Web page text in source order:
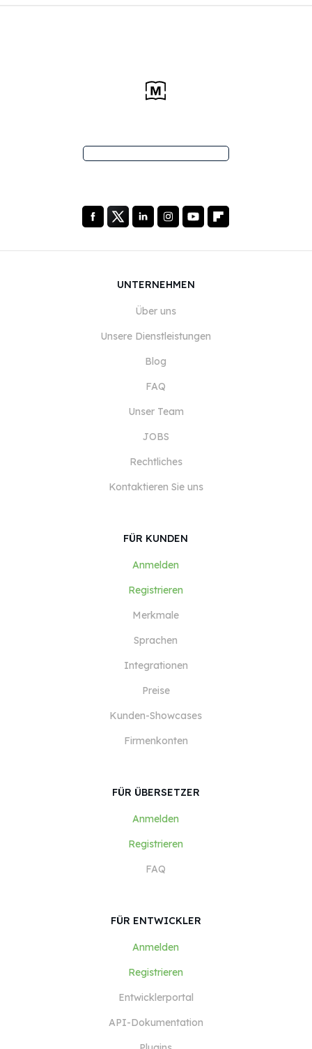
UNTERNEHMEN
Über uns
Unsere Dienstleistungen
Blog
FAQ
Unser Team
JOBS
Rechtliches
Kontaktieren Sie uns
FÜR KUNDEN
Anmelden
Registrieren
Merkmale
Sprachen
Integrationen
Preise
Kunden-Showcases
Firmenkonten
FÜR ÜBERSETZER
Anmelden
Registrieren
FAQ
FÜR ENTWICKLER
Anmelden
Registrieren
Entwicklerportal
API-Dokumentation